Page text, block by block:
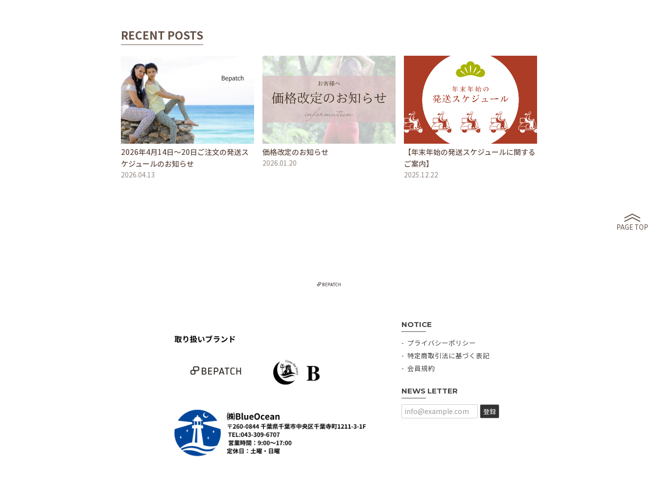
RECENT POSTS
2026年4月14日〜20日ご注文の発送ス
ケジュールのお知らせ
2026.04.13
価格改定のお知らせ
2026.01.20
【年末年始の発送スケジュールに関する
ご案内】
2025.12.22
PAGE TOP
NOTICE
プライバシーポリシー
特定商取引法に基づく表記
会員規約
NEWS LETTER
登録